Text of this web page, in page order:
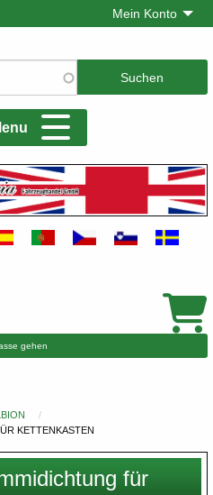
Mein Konto
gehen
KETTENKASTEN
für